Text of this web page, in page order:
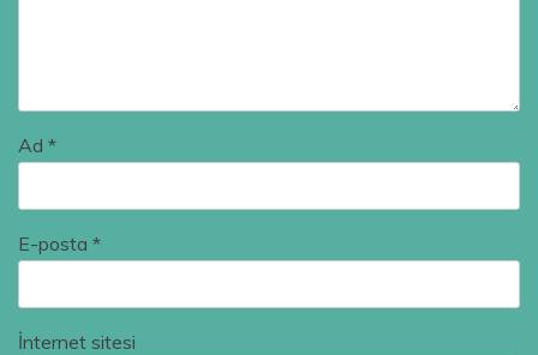
Ad *
E-posta *
İnternet sitesi